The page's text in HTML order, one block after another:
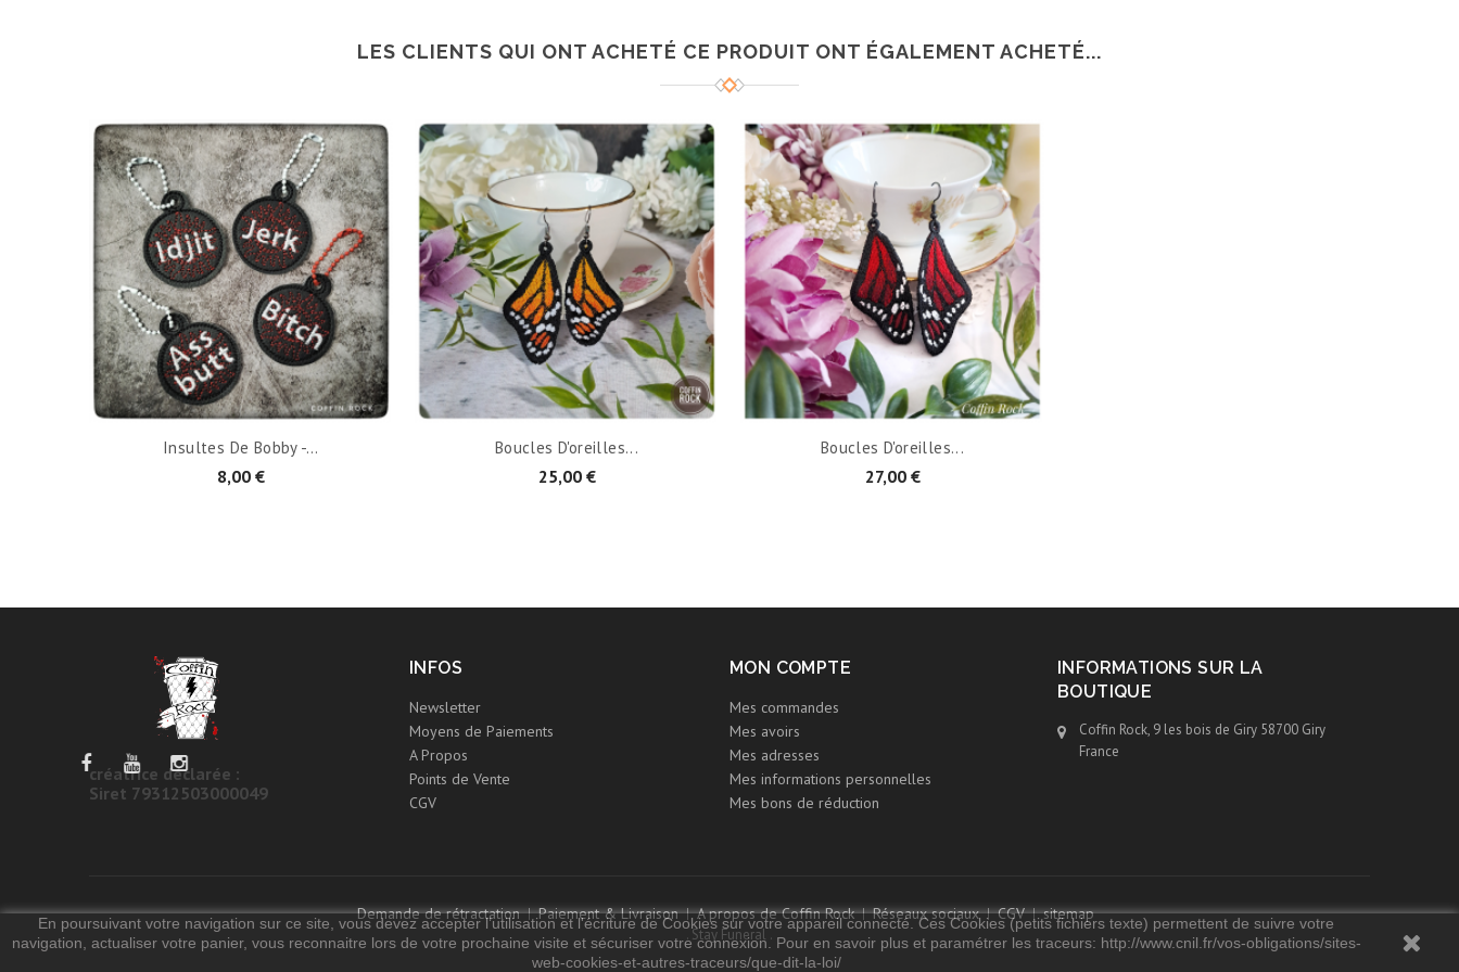
LES CLIENTS QUI ONT ACHETÉ CE PRODUIT ONT ÉGALEMENT ACHETÉ...
Insultes De Bobby -...
8,00 €
AJOUTER AU PANIER
Boucles D'oreilles...
25,00 €
AJOUTER AU PANIER
Boucles D'oreilles...
27,00 €
AJOUTER AU PANIER
créatrice déclarée :
Siret 79312503000049
INFOS
Newsletter
Moyens de Paiements
A Propos
Points de Vente
CGV
MON COMPTE
Mes commandes
Mes avoirs
Mes adresses
Mes informations personnelles
Mes bons de réduction
INFORMATIONS SUR LA
BOUTIQUE
Coffin Rock, 9 les bois de Giry 58700 Giry
France
Demande de rétractation Paiement & Livraison A propos de Coffin Rock Réseaux sociaux CGV sitemap
. Stay Funeral .
En poursuivant votre navigation sur ce site, vous devez accepter l’utilisation et l'écriture de Cookies sur votre appareil connecté. Ces Cookies (petits fichiers texte) permettent de suivre votre
navigation, actualiser votre panier, vous reconnaitre lors de votre prochaine visite et sécuriser votre connexion. Pour en savoir plus et paramétrer les traceurs: http://www.cnil.fr/vos-obligations/sites-
web-cookies-et-autres-traceurs/que-dit-la-loi/